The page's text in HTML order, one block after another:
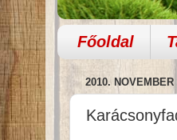
Főoldal
2010.